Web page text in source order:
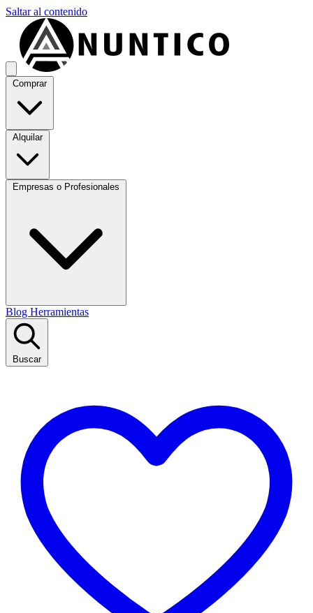
Saltar al contenido
Comprar
Alquilar
Empresas o Profesionales
Blog Herramientas
Buscar